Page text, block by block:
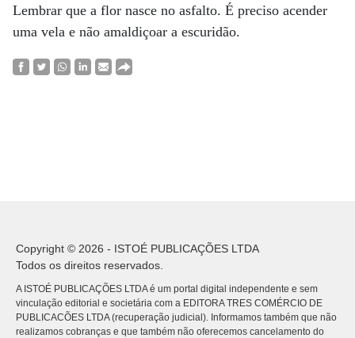
Lembrar que a flor nasce no asfalto. É preciso acender
uma vela e não amaldiçoar a escuridão.
Copyright © 2026 - ISTOÉ PUBLICAÇÕES LTDA
Todos os direitos reservados.
A ISTOÉ PUBLICAÇÕES LTDA é um portal digital independente e sem
vinculação editorial e societária com a EDITORA TRES COMÉRCIO DE
PUBLICACÕES LTDA (recuperação judicial). Informamos também que não
realizamos cobranças e que também não oferecemos cancelamento do